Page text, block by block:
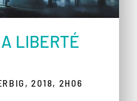
LIBERTÉ
2018, 2H06